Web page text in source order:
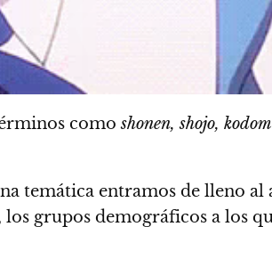
comoshonen, shojo,
temática entramos de lleno
grupos demográficos a los